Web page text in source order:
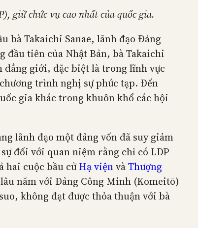
giữ chức vụ cao nhất của quốc gia.
bà Takaichi Sanae, lãnh đạo Đảng
đầu tiên của Nhật Bản, bà Takaichi
đẳng giới, đặc biệt là trong lĩnh vực
trình nghị sự phức tạp. Đến
gia khác trong khuôn khổ các hội
lãnh đạo một đảng vốn đã suy giảm
đối với quan niệm rằng chỉ có LDP
hai cuộc bầu cử Hạ việnvàThượng
năm với Đảng Công Minh (Komeitō)
không đạt được thỏa thuận với bà